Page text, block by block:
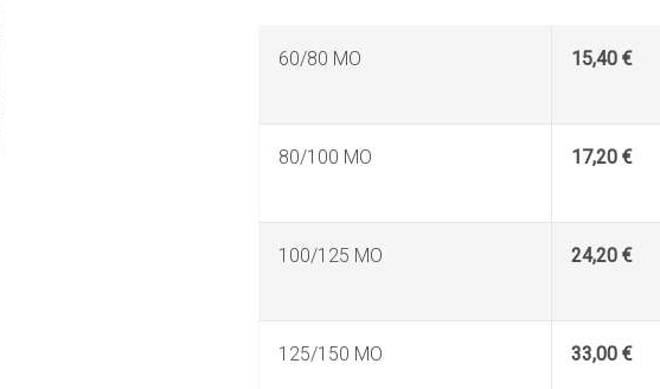
60/80 MO 15,40 €
80/100 MO 17,20 €
100/125 MO 24,20 €
125/150 MO 33,00 €